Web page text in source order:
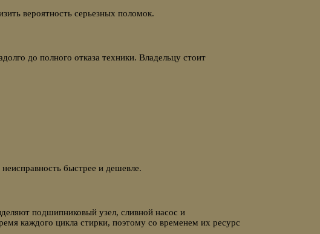
вероятность серьезных поломок.
до полного отказа техники. Владельцу стоит
быстрее и дешевле.
подшипниковый узел, сливной насос и
каждого цикла стирки, поэтому со временем их ресурс